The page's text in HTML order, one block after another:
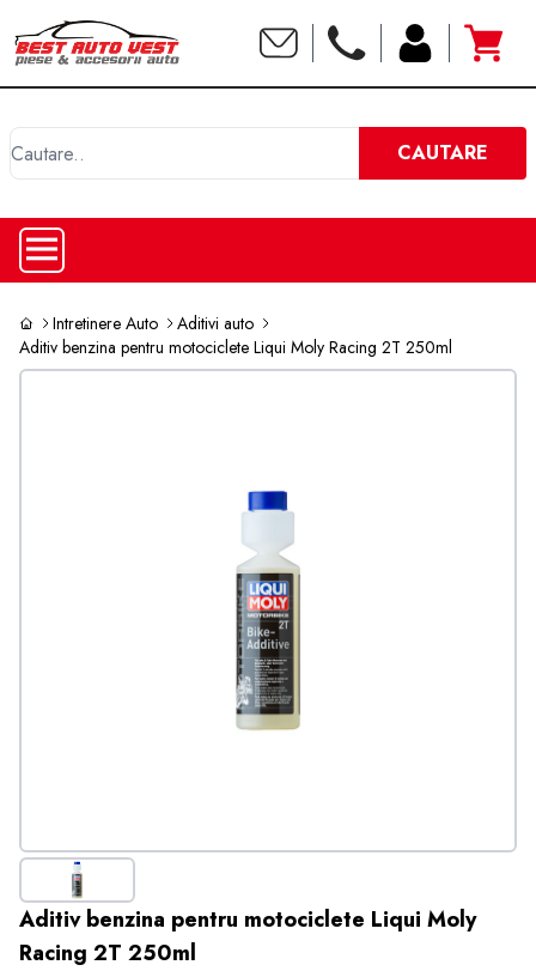
CAUTARE
Intretinere Auto
Aditivi auto
Aditiv benzina pentru motociclete Liqui Moly Racing 2T 250ml
Aditiv benzina pentru motociclete Liqui Moly
Racing 2T 250ml